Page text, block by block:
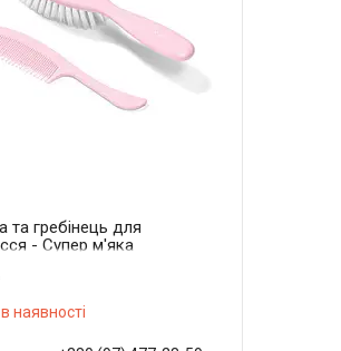
та гребінець для
- Супер м'яка
наявності